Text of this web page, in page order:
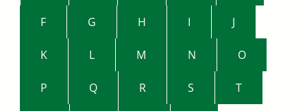
F G H I J
K L M N O
P Q R S T